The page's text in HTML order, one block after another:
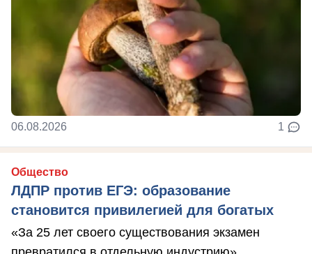
06.08.2026 1
Общество
ЛДПР против ЕГЭ: образование
становится привилегией для богатых
«За 25 лет своего существования экзамен